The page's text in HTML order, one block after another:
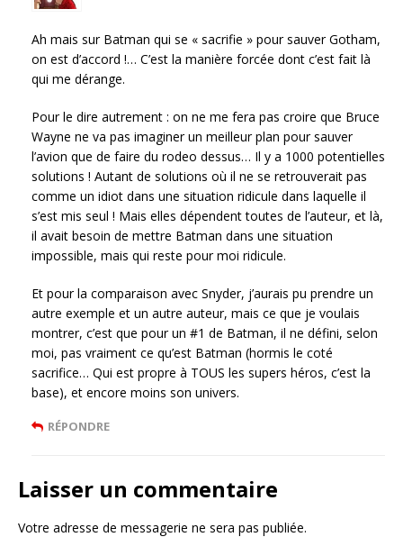
Ah mais sur Batman qui se « sacrifie » pour sauver Gotham,
on est d’accord !… C’est la manière forcée dont c’est fait là
qui me dérange.
Pour le dire autrement : on ne me fera pas croire que Bruce
Wayne ne va pas imaginer un meilleur plan pour sauver
l’avion que de faire du rodeo dessus… Il y a 1000 potentielles
solutions ! Autant de solutions où il ne se retrouverait pas
comme un idiot dans une situation ridicule dans laquelle il
s’est mis seul ! Mais elles dépendent toutes de l’auteur, et là,
il avait besoin de mettre Batman dans une situation
impossible, mais qui reste pour moi ridicule.
Et pour la comparaison avec Snyder, j’aurais pu prendre un
autre exemple et un autre auteur, mais ce que je voulais
montrer, c’est que pour un #1 de Batman, il ne défini, selon
moi, pas vraiment ce qu’est Batman (hormis le coté
sacrifice… Qui est propre à TOUS les supers héros, c’est la
base), et encore moins son univers.
RÉPONDRE
Laisser un commentaire
Votre adresse de messagerie ne sera pas publiée.